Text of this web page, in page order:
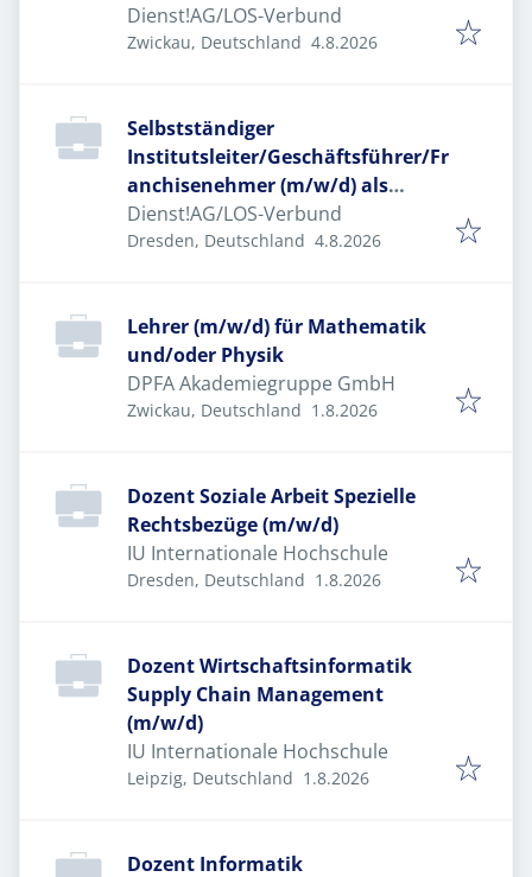
Standortleiter (m/w/d) im LOS-
Verbund
Dienst!AG/LOS-Verbund
Zwickau, Deutschland Veröffentlicht
4.8.2026
Selbstständiger
Institutsleiter/Geschäftsführer/Fr
anchisenehmer (m/w/d) als
Standortleiter (m/w/d) im LOS-
Verbund
Dienst!AG/LOS-Verbund
Dresden, Deutschland Veröffentlicht
4.8.2026
Lehrer (m/w/d) für Mathematik
und/oder Physik
DPFA Akademiegruppe GmbH
Zwickau, Deutschland Veröffentlicht
1.8.2026
Dozent Soziale Arbeit Spezielle
Rechtsbezüge (m/w/d)
IU Internationale Hochschule
Dresden, Deutschland Veröffentlicht
1.8.2026
Dozent Wirtschaftsinformatik
Supply Chain Management
(m/w/d)
IU Internationale Hochschule
Leipzig, Deutschland Veröffentlicht
1.8.2026
Dozent Informatik